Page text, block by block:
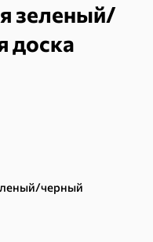
зеленый/
доска
черный